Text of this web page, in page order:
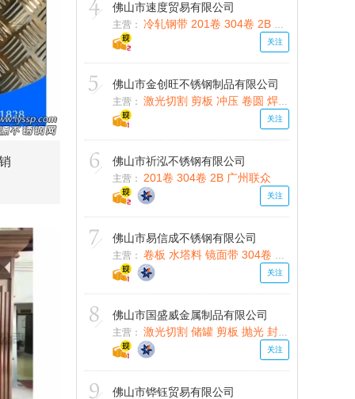
佛山市速度贸易有限公司
主营： 冷轧钢带 201卷 304卷 2B NO.1 热轧钢带
关注
佛山市金创旺不锈钢制品有限公司
主营： 激光切割 剪板 冲压 卷圆 焊接 折弯
关注
佛山市祈泓不锈钢有限公司
主营： 201卷 304卷 2B 广州联众
关注
佛山市易信成不锈钢有限公司
主营： 卷板 水塔料 镜面带 304卷 201卷 BA
关注
佛山市国盛威金属制品有限公司
主营： 激光切割 储罐 剪板 抛光 封头 人孔
关注
佛山市铧钰贸易有限公司